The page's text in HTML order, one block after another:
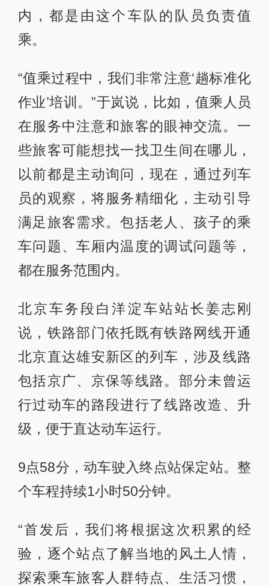
内，都是由这个车队的队员负责值
乘。
“值乘过程中，我们非常注意‘趟标准化
作业’培训。”于岚说，比如，值乘人员
在服务中注意和旅客的眼神交流。一
些旅客可能想找一找卫生间在哪儿，
以前都是主动询问，现在，通过列车
员的观察，将服务精细化，主动引导
满足旅客需求。包括老人、孩子的乘
车问题、车厢内温度的调试问题等，
都在服务范围内。
北京车务段白洋淀车站站长姜志刚
说，铁路部门依托既有铁路网线开通
北京直达雄安新区的列车，涉及线路
包括京广、京保等线路。部分未曾运
行过动车的路段进行了线路改造、升
级，便于直达动车运行。
9点58分，动车驶入终点站保定站。整
个车程持续1小时50分钟。
“首发后，我们将根据这次积累的经
验，逐个站点了解当地的风土人情，
探索乘车旅客人群特点、生活习惯，